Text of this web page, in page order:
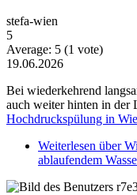
stefa-wien
5
Average: 5 (1 vote)
19.06.2026
Bei wiederkehrend
auch weiter hinten in der
Hochdruckspülung in
Weiterlesen über
ablaufendem